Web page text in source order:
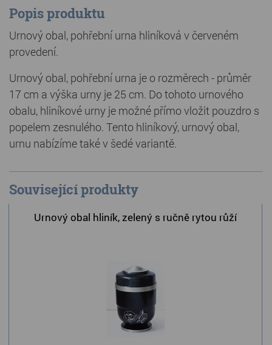
Popis produktu
Urnový obal, pohřební urna hliníková v červeném
provedení.
Urnový obal, pohřební urna je o rozměrech - průměr
17 cm a výška urny je 25 cm. Do tohoto urnového
obalu, hliníkové urny je možné přímo vložit pouzdro s
popelem zesnulého. Tento hliníkový, urnový obal,
urnu nabízíme také v šedé variantě.
Související produkty
Urnový obal hliník, zelený s ručně rytou růží